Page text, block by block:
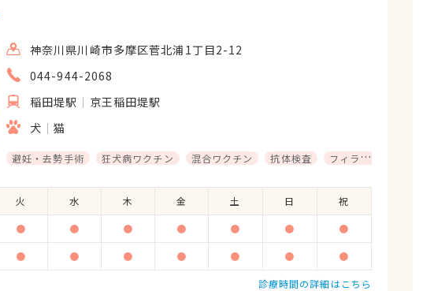
神奈川県川崎市多摩区菅北浦1丁目2-12
044-944-2068
稲田堤駅
京王稲田堤駅
犬
猫
避妊・去勢手術 狂犬病ワクチン 混合ワクチン 抗体検査 フィラリア予防
火 水 木 金 土 日 祝
● ● ● ● ● ● ●
● ● ● ● ● ● ●
診療時間の詳細はこちら